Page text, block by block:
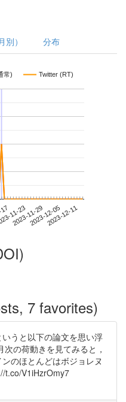
別） 分布
常) Twitter (RT)
11-23
2023-11-292023-12-052023-12-11
7 favorites)
うと以下の論文を思い浮
の荷動きを見てみると，
のほとんどはボジョレヌ
t.co/V1iHzrOmy7